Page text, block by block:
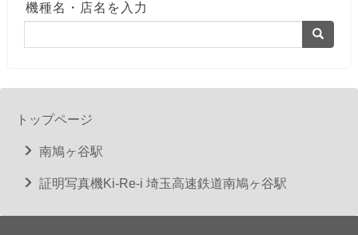
機種名・店名を入力
トップページ
南鳩ヶ谷駅
証明写真機Ki-Re-i 埼玉高速鉄道南鳩ヶ谷駅